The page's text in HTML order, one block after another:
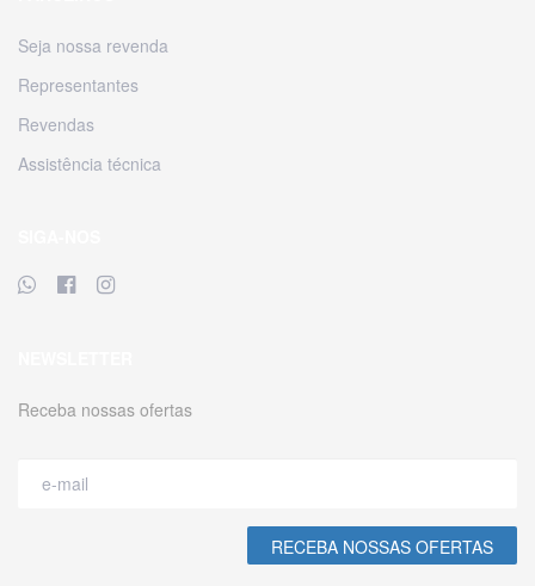
Seja nossa revenda
Representantes
Revendas
Assistência técnica
Receba nossas ofertas